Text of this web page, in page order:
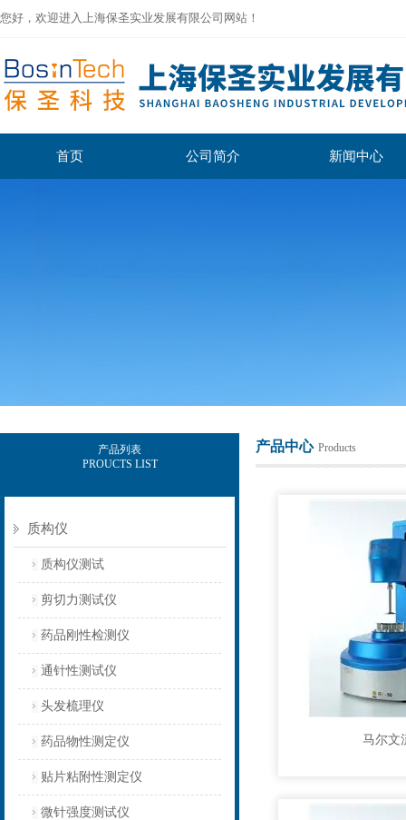
您好，欢迎进入上海保圣实业发展有限公司网站！
首页 公司简介 新闻中心
产品列表
PROUCTS LIST
质构仪
质构仪测试
剪切力测试仪
药品刚性检测仪
通针性测试仪
头发梳理仪
药品物性测定仪
贴片粘附性测定仪
微针强度测试仪
产品中心 Products
马尔文